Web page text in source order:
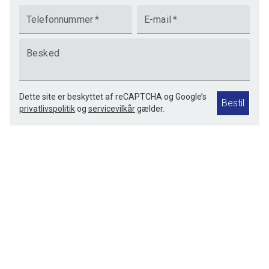
Telefonnummer* E-mail *
Besked
Dette site er beskyttet af reCAPTCHA og Google’s
privatlivspolitikog servicevilkårgælder. Bestil